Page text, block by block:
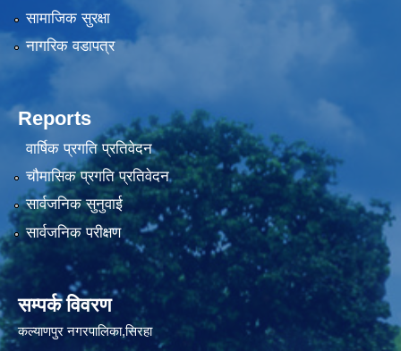
सामाजिक सुरक्षा
नागरिक वडापत्र
Reports
वार्षिक प्रगति प्रतिवेदन
चौमासिक प्रगति प्रतिवेदन
सार्वजनिक सुनुवाई
सार्वजनिक परीक्षण
सम्पर्क विवरण
कल्याणपुर नगरपालिका,सिरहा